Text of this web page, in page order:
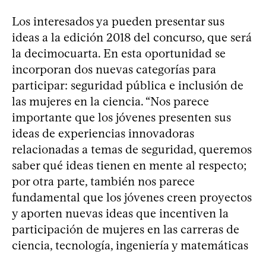
Los interesados ya pueden presentar sus
ideas a la edición 2018 del concurso, que será
la decimocuarta. En esta oportunidad se
incorporan dos nuevas categorías para
participar: seguridad pública e inclusión de
las mujeres en la ciencia. “Nos parece
importante que los jóvenes presenten sus
ideas de experiencias innovadoras
relacionadas a temas de seguridad, queremos
saber qué ideas tienen en mente al respecto;
por otra parte, también nos parece
fundamental que los jóvenes creen proyectos
y aporten nuevas ideas que incentiven la
participación de mujeres en las carreras de
ciencia, tecnología, ingeniería y matemáticas